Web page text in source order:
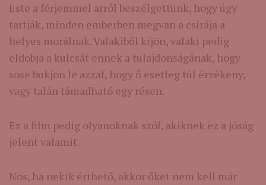
Este a férjemmel arról beszélgettünk, hogy úgy
tartják, minden emberben megvan a csírája a
helyes morálnak. Valakiből kijön, valaki pedig
eldobja a kulcsát ennek a tulajdonságának, hogy
sose bukjon le azzal, hogy ő esetleg túl érzékeny,
vagy talán támadható egy résen.
Ez a film pedig olyanoknak szól, akiknek ez a jóság
jelent valamit.
Nos, ha nekik érthető, akkor őket nem kell már